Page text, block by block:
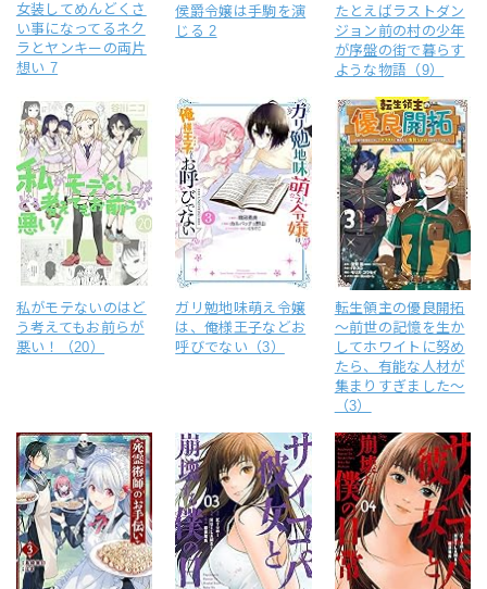
女装してめんどくさ
い事になってるネク
ラとヤンキーの両片
想い 7
侯爵令嬢は手駒を演
じる 2
たとえばラストダン
ジョン前の村の少年
が序盤の街で暮らす
ような物語（9）
私がモテないのはど
う考えてもお前らが
悪い！（20）
ガリ勉地味萌え令嬢
は、俺様王子などお
呼びでない（3）
転生領主の優良開拓
～前世の記憶を生か
してホワイトに努め
たら、有能な人材が
集まりすぎました～
（3）